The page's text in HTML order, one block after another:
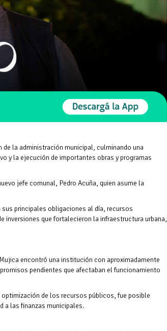
de la administración municipal, culminando una
y la ejecución de importantes obras y programas
jefe comunal, Pedro Acuña, quien asume la
principales obligaciones al día, recursos
inversiones que fortalecieron la infraestructura urbana,
encontró una institución con aproximadamente
pendientes que afectaban el funcionamiento
de los recursos públicos, fue posible
a las finanzas municipales.